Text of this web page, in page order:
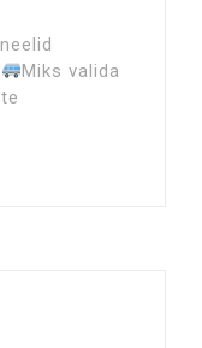
Miks valida